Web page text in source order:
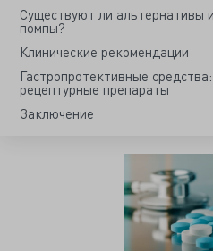
Существуют ли альтернативы
помпы?
Клинические рекомендации
Гастропротективные
рецептурные препараты
Заключение